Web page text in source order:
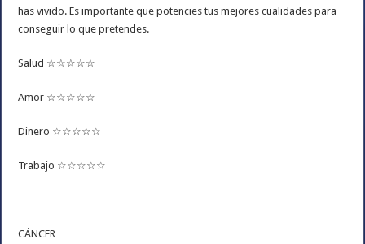
has vivido. Es importante que potencies tus mejores cualidades para
conseguir lo que pretendes.
Salud ☆☆☆☆☆
Amor ☆☆☆☆☆
Dinero ☆☆☆☆☆
Trabajo ☆☆☆☆☆
CÁNCER